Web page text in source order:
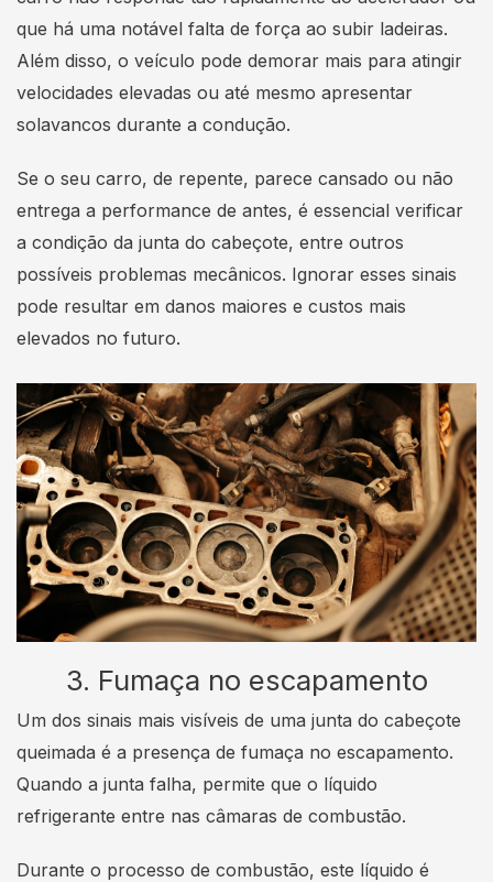
que há uma notável falta de força ao subir ladeiras.
Além disso, o veículo pode demorar mais para atingir
velocidades elevadas ou até mesmo apresentar
solavancos durante a condução.
Se o seu carro, de repente, parece cansado ou não
entrega a performance de antes, é essencial verificar
a condição da junta do cabeçote, entre outros
possíveis problemas mecânicos. Ignorar esses sinais
pode resultar em danos maiores e custos mais
elevados no futuro.
3. Fumaça no escapamento
Um dos sinais mais visíveis de uma junta do cabeçote
queimada é a presença de fumaça no escapamento.
Quando a junta falha, permite que o líquido
refrigerante entre nas câmaras de combustão.
Durante o processo de combustão, este líquido é